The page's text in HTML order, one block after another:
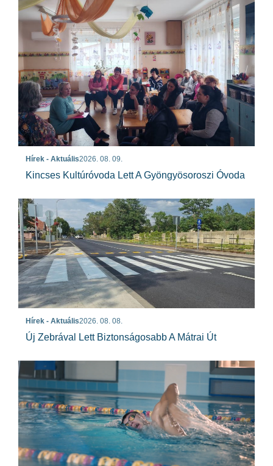
Hírek - Aktuális2026. 08. 09.
Kincses Kultúróvoda Lett A Gyöngyösoroszi Óvoda
Hírek - Aktuális2026. 08. 08.
Új Zebrával Lett Biztonságosabb A Mátrai Út